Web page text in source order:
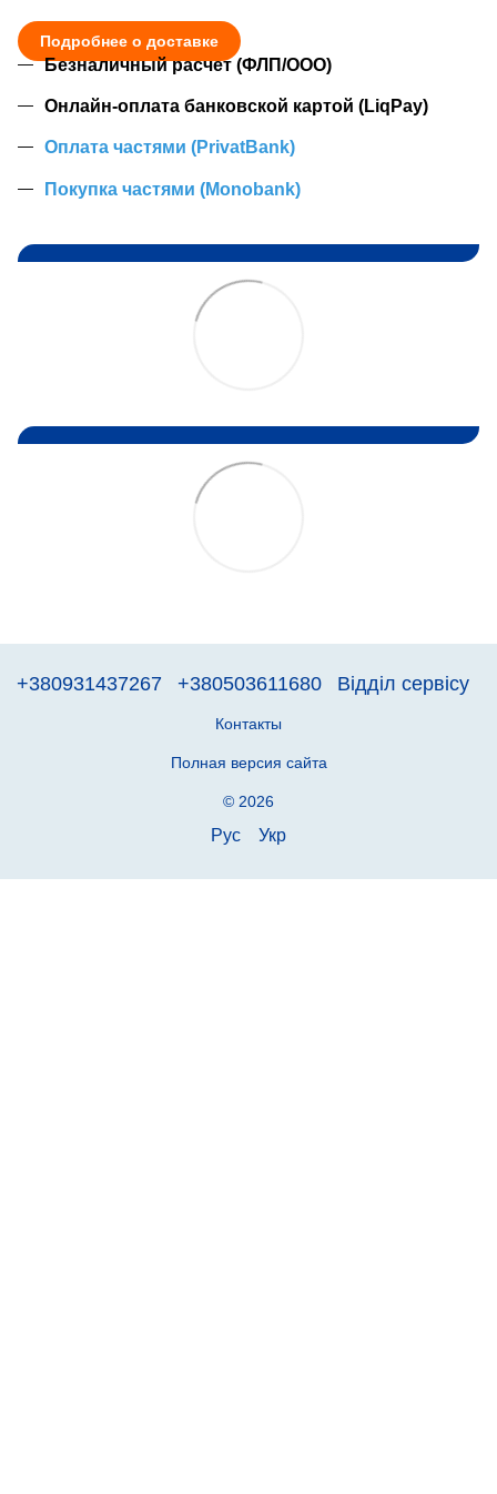
Подробнее о доставке
Безналичный расчет (ФЛП/ООО)
Онлайн-оплата банковской картой (LiqPay)
Оплата частями (PrivatBank)
Покупка частями (Monobank)
+380931437267 +380503611680 Відділ сервісу
Контакты
Полная версия сайта
© 2026
Рус Укр